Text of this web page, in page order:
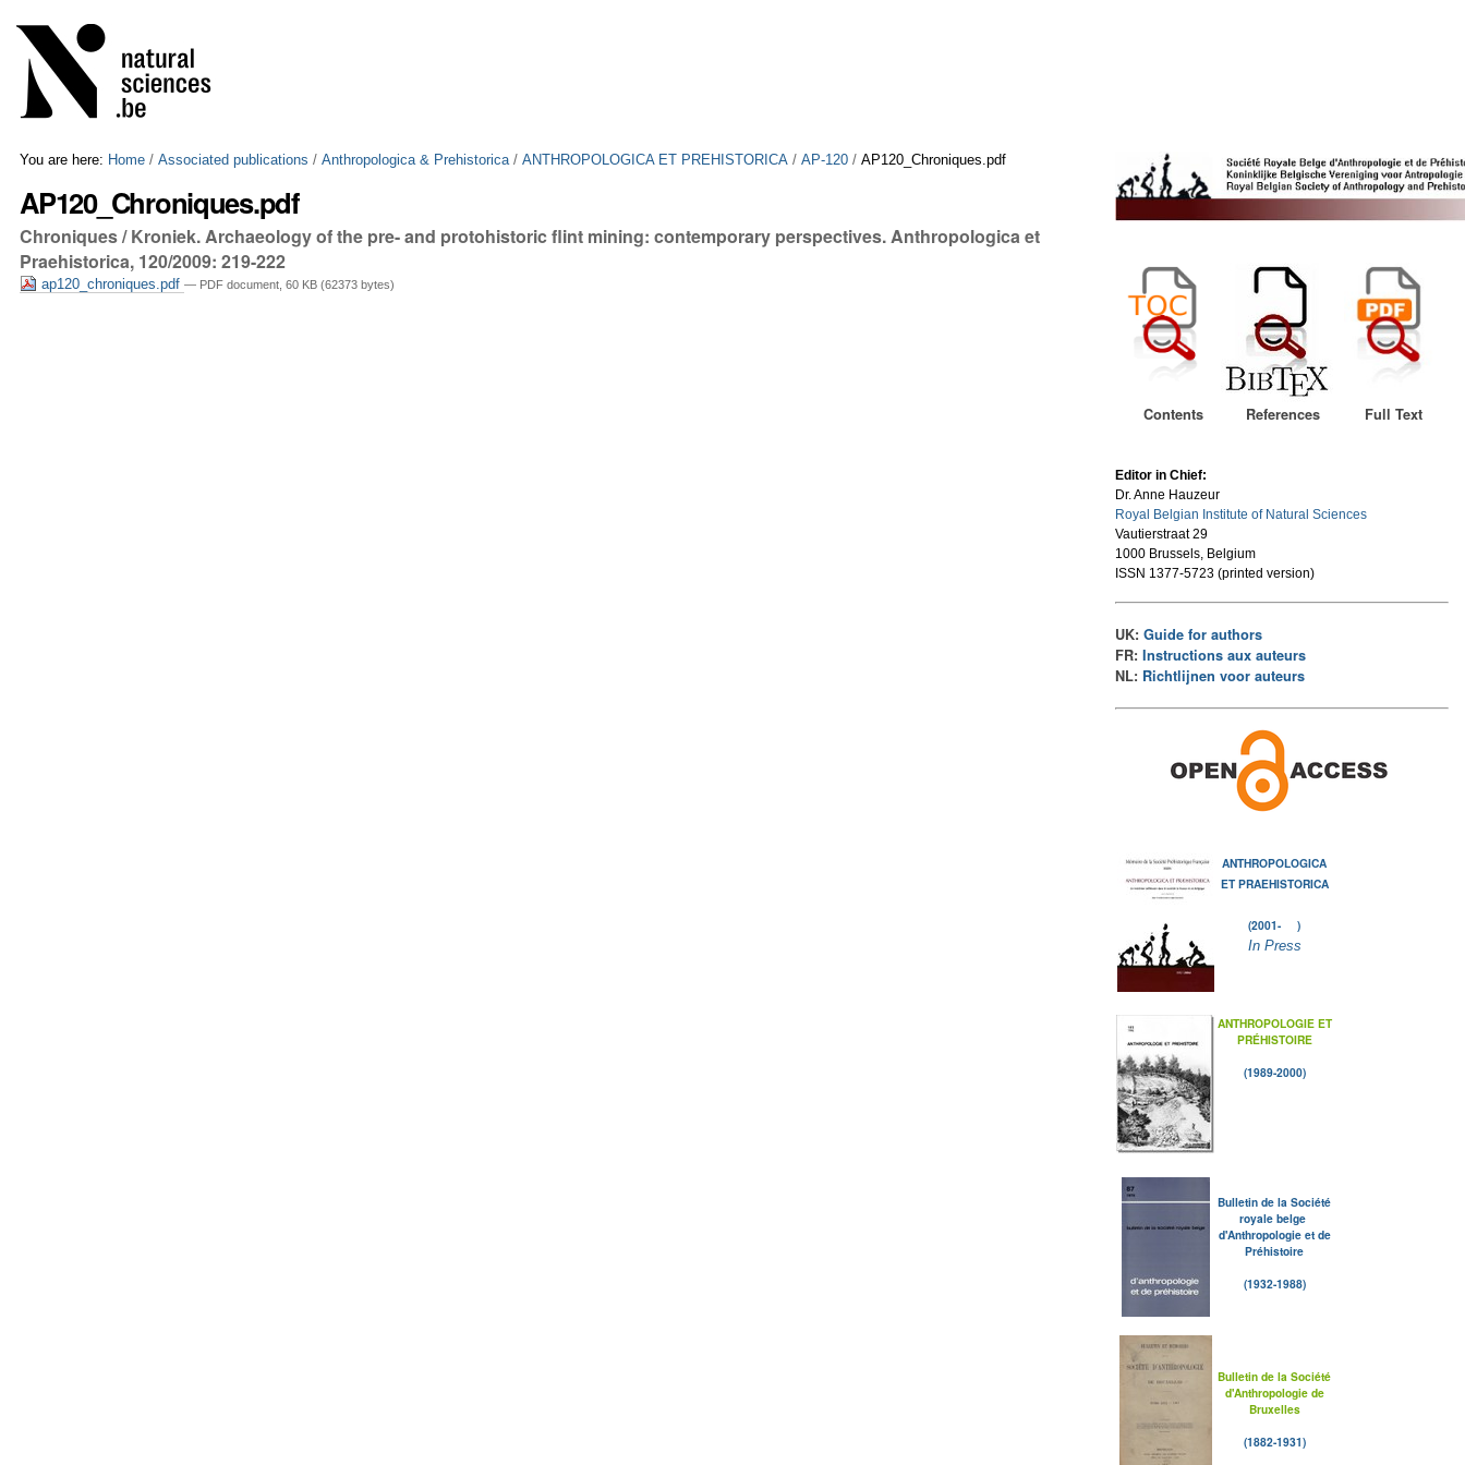
to
content.
Skip
to
navigation
tools
You are here: Home /Associated publications /Anthropologica & Prehistorica /ANTHROPOLOGICA ET PREHISTORICA /AP-120 /AP120_Chroniques.pdf
AP120_Chroniques.pdf
Chroniques / Kroniek. Archaeology of the pre- and protohistoric flint mining: contemporary perspectives. Anthropologica et
Praehistorica, 120/2009: 219-222
ap120_chroniques.pdf— PDF document, 60 KB (62373 bytes)
Contents References Full Text
Editor in Chief:
Dr. Anne Hauzeur
Royal Belgian Institute of Natural Sciences
Vautierstraat 29
1000 Brussels, Belgium
ISSN 1377-5723 (printed version)
UK:Guide for authors
FR:Instructions aux auteurs
NL: Richtlijnen voor auteurs
ANTHROPOLOGICA
ET PRAEHISTORICA
(2001- )
In Press
ANTHROPOLOGIE ET
PRÉHISTOIRE
(1989-2000)
Bulletin de la Société
royale belge
d'Anthropologie et de
Préhistoire
(1932-1988)
Bulletin de la Société
d'Anthropologie de
Bruxelles
(1882-1931)